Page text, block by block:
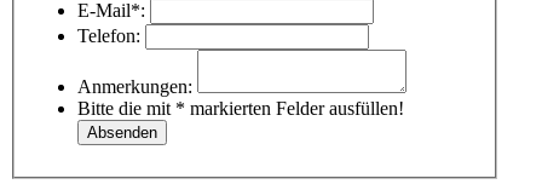
E-Mail*:
Telefon:
Anmerkungen:
Bitte die mit * markierten Felder ausfüllen!